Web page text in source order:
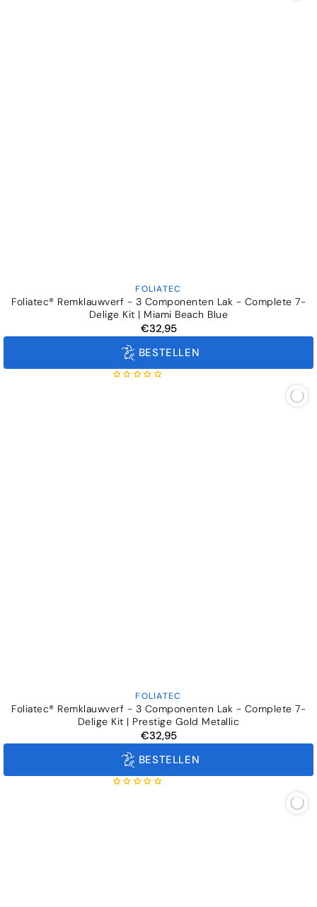
Verkoper:
FOLIATEC
Foliatec® Remklauwverf - 3 Componenten Lak - Complete 7-
Delige Kit | Miami Beach Blue
Normale
€32,95
BESTELLEN
Verkoper:
FOLIATEC
Foliatec® Remklauwverf - 3 Componenten Lak - Complete 7-
Delige Kit | Prestige Gold Metallic
Normale
€32,95
BESTELLEN